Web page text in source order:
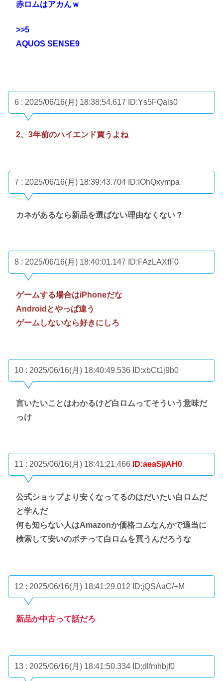
赤ロムはアカんｗ
>>5
AQUOS SENSE9
6 : 2025/06/16(月) 18:38:54.617 ID:Ys5FQals0
2、3年前のハイエンド買うよね
7 : 2025/06/16(月) 18:39:43.704 ID:IOhQxympa
カネがあるなら新品を選ばない理由なくない？
8 : 2025/06/16(月) 18:40:01.147 ID:FAzLAXfF0
ゲームする場合はiPhoneだな
Androidとやっぱ違う
ゲームしないなら好きにしろ
10 : 2025/06/16(月) 18:40:49.536 ID:xbCt1j9b0
言いたいことはわかるけど白ロムってそういう意味だ
っけ
11 : 2025/06/16(月) 18:41:21.466 ID:aeaSjiAH0
公式ショップより安くなってるのはだいたい白ロムだ
と学んだ
何も知らない人はAmazonか価格コムなんかで適当に
検索して安いのポチって白ロムを買うんだろうな
12 : 2025/06/16(月) 18:41:29.012 ID:jQSAaC/+M
新品か中古って話だろ
13 : 2025/06/16(月) 18:41:50.334 ID:dlfmhbjf0